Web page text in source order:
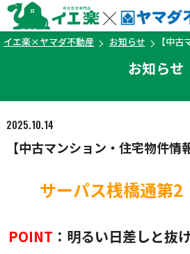
イエ楽×ヤマダ不動産 お知らせ 【中古
お知らせ
2025.10.14
【中古マンション・住宅物件情
サーパス桟橋通第
POINT ：明るい日差しと抜